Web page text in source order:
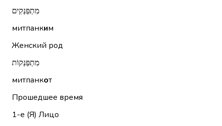
מִתְפַּנְּקִים
митпанким
Женский род
מִתְפַּנְּקוֹת
митпанкот
Прошедшее время
1-е (Я) Лицо